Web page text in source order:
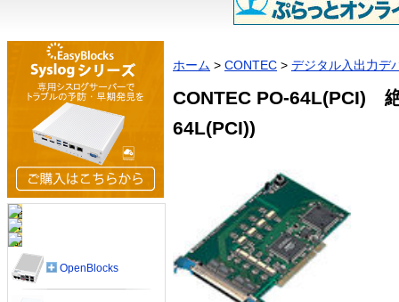
ホーム > CONTEC > デジタル入出力デ
CONTEC PO-64L(PCI)
64L(PCI))
OpenBlocks